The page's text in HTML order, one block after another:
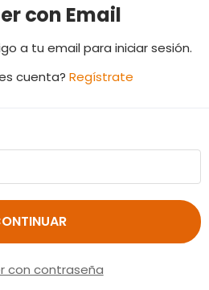
con Email
a tu email para iniciar sesión.
cuenta? Regístrate
con contraseña